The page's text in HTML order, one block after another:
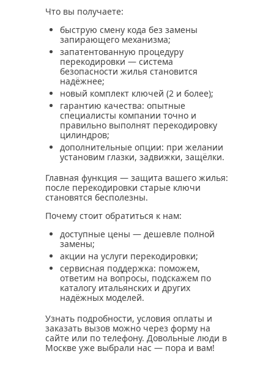
Что вы получаете:
быструю смену кода без замены
запирающего механизма;
запатентованную процедуру
перекодировки — система
безопасности жилья становится
надёжнее;
новый комплект ключей (2 и более);
гарантию качества: опытные
специалисты компании точно и
правильно выполнят перекодировку
цилиндров;
дополнительные опции: при желании
установим глазки, задвижки, защёлки.
Главная функция — защита вашего жилья:
после перекодировки старые ключи
становятся бесполезны.
Почему стоит обратиться к нам:
доступные цены — дешевле полной
замены;
акции на услуги перекодировки;
сервисная поддержка: поможем,
ответим на вопросы, подскажем по
каталогу итальянских и других
надёжных моделей.
Узнать подробности, условия оплаты и
заказать вызов можно через форму на
сайте или по телефону. Довольные люди в
Москве уже выбрали нас — пора и вам!